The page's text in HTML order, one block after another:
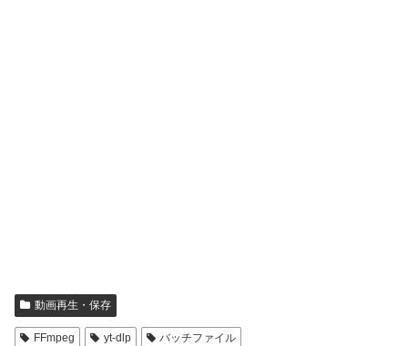
動画再生・保存
FFmpeg yt-dlp バッチファイル